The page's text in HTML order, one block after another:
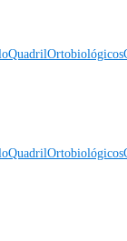
QuadrilOrtobiológicos
QuadrilOrtobiológicos